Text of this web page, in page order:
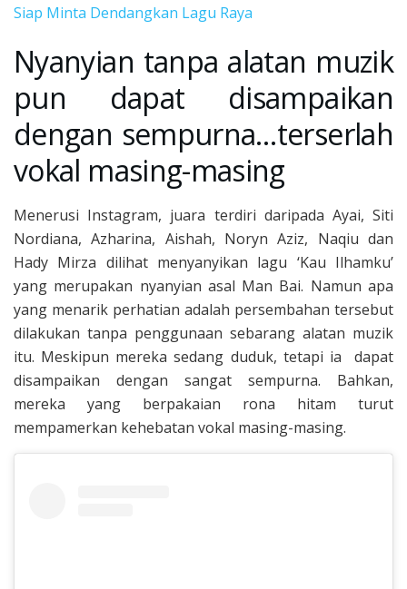
Siap Minta Dendangkan Lagu Raya
Nyanyian tanpa alatan muzik
pun dapat disampaikan
dengan sempurna…terserlah
vokal masing-masing
Menerusi Instagram, juara terdiri daripada Ayai, Siti
Nordiana, Azharina, Aishah, Noryn Aziz, Naqiu dan
Hady Mirza dilihat menyanyikan lagu ‘Kau Ilhamku’
yang merupakan nyanyian asal Man Bai. Namun apa
yang menarik perhatian adalah persembahan tersebut
dilakukan tanpa penggunaan sebarang alatan muzik
itu. Meskipun mereka sedang duduk, tetapi ia dapat
disampaikan dengan sangat sempurna. Bahkan,
mereka yang berpakaian rona hitam turut
mempamerkan kehebatan vokal masing-masing.